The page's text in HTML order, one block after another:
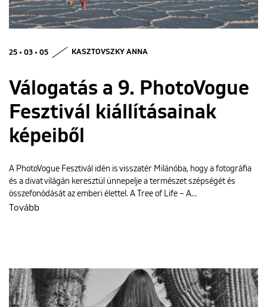
ENGLISH
25 • 03 • 05 KASZTOVSZKY ANNA
Válogatás a 9. PhotoVogue
Fesztivál kiállításainak
képeiből
A PhotoVogue Fesztivál idén is visszatér Milánóba, hogy a fotográfia
és a divat világán keresztül ünnepelje a természet szépségét és
összefonódását az emberi élettel. A Tree of Life – A…
Tovább